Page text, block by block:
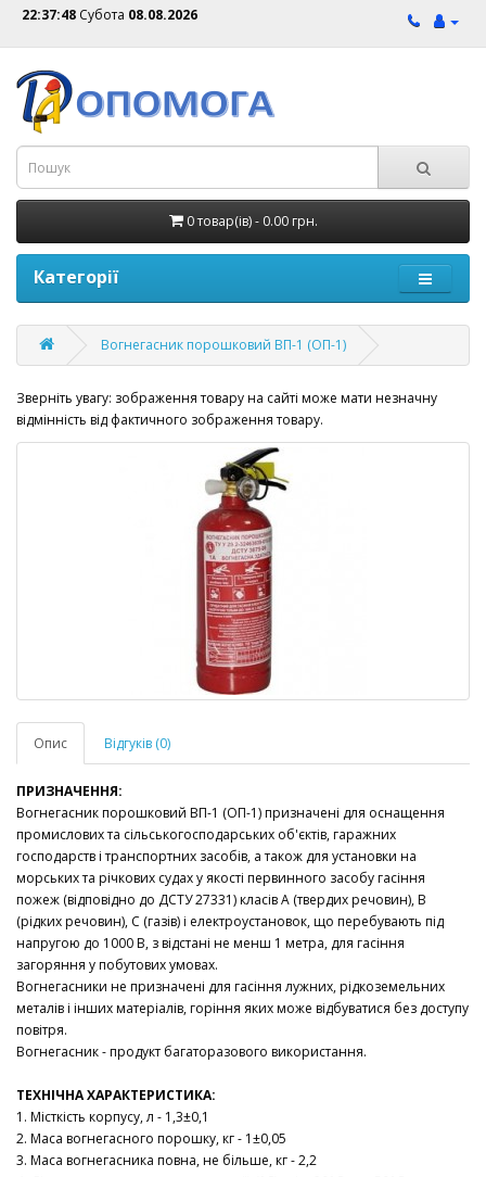
22:37:48 Субота 08.08.2026
0 товар(ів) - 0.00 грн.
Категорії
Вогнегасник порошковий ВП-1 (ОП-1)
Зверніть увагу: зображення товару на сайті може мати незначну
відмінність від фактичного зображення товару.
Опис Відгуків (0)
ПРИЗНАЧЕННЯ:
Вогнегасник порошковий ВП-1 (ОП-1) призначені для оснащення
промислових та сільськогосподарських об'єктів, гаражних
господарств і транспортних засобів, а також для установки на
морських та річкових судах у якості первинного засобу гасіння
пожеж (відповідно до ДСТУ 27331) класів А (твердих речовин), В
(рідких речовин), С (газів) і електроустановок, що перебувають під
напругою до 1000 В, з відстані не менш 1 метра, для гасіння
загоряння у побутових умовах.
Вогнегасники не призначені для гасіння лужних, рідкоземельних
металів і інших матеріалів, горіння яких може відбуватися без доступу
повітря.
Вогнегасник - продукт багаторазового використання.
ТЕХНІЧНА ХАРАКТЕРИСТИКА:
1. Місткість корпусу, л - 1,3±0,1
2. Маса вогнегасного порошку, кг - 1±0,05
3. Маса вогнегасника повна, не більше, кг - 2,2